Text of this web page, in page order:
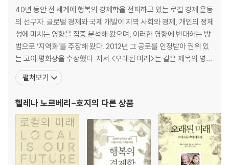
40년 동안 전 세계에 행복의 경제학을 전파하고 있는 로컬 경제 운동
의 선구자. 글로벌 경제와 국제 개발이 지역 사회와 경제, 개인의 정체
성에 미치는 영향을 집중 분석해 왔으며, 이러한 영향에 반대하는 방
법으로 ‘지역화’를 주장해 왔다. 2012년 그 공로를 인정받아 권위 있
는 고이 평화상을 수상했다. 저서 <오래된 미래>는 같은 제목의 영화
와 더불어 40개국 이상에서 번역되었으며 수상작 다큐멘터리 영화
‘행복의 경제학’의 제작자이자 공동감독이기도 하다. 〈어스 저널〉은
맥대니얼은 저서 <살 만한 지구를 위
펼쳐보기
헬레나 노르베리-호지 의 다른 상품